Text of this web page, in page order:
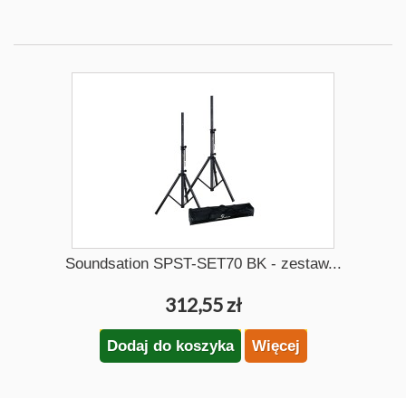
Soundsation SPST-SET70 BK - zestaw...
312,55 zł
Dodaj do koszyka Więcej